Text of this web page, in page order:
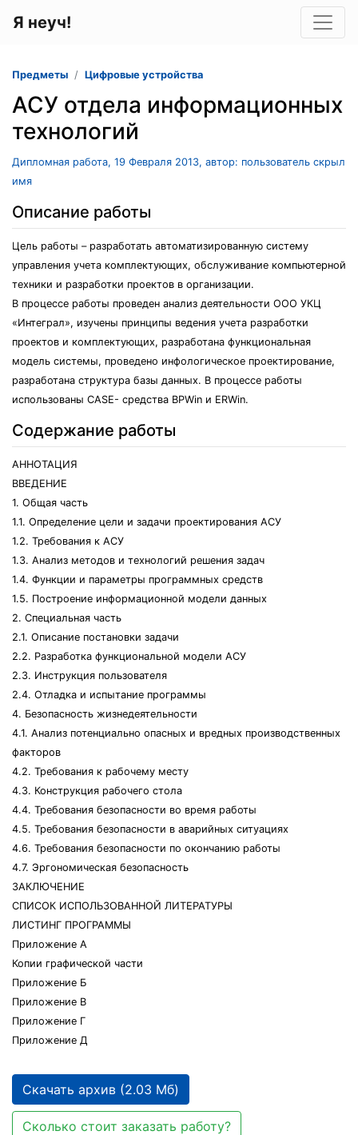
Я неуч!
Предметы Цифровые устройства
АСУ отдела информационных
технологий
Дипломная работа, 19 Февраля 2013, автор: пользователь скрыл
имя
Описание работы
Цель работы – разработать автоматизированную систему
управления учета комплектующих, обслуживание компьютерной
техники и разработки проектов в организации.
В процессе работы проведен анализ деятельности ООО УКЦ
«Интеграл», изучены принципы ведения учета разработки
проектов и комплектующих, разработана функциональная
модель системы, проведено инфологическое проектирование,
разработана структура базы данных. В процессе работы
использованы CASE- средства BPWin и ERWin.
Содержание работы
АННОТАЦИЯ
ВВЕДЕНИЕ
1. Общая часть
1.1. Определение цели и задачи проектирования АСУ
1.2. Требования к АСУ
1.3. Анализ методов и технологий решения задач
1.4. Функции и параметры программных средств
1.5. Построение информационной модели данных
2. Специальная часть
2.1. Описание постановки задачи
2.2. Разработка функциональной модели АСУ
2.3. Инструкция пользователя
2.4. Отладка и испытание программы
4. Безопасность жизнедеятельности
4.1. Анализ потенциально опасных и вредных производственных
факторов
4.2. Требования к рабочему месту
4.3. Конструкция рабочего стола
4.4. Требования безопасности во время работы
4.5. Требования безопасности в аварийных ситуациях
4.6. Требования безопасности по окончанию работы
4.7. Эргономическая безопасность
ЗАКЛЮЧЕНИЕ
СПИСОК ИСПОЛЬЗОВАННОЙ ЛИТЕРАТУРЫ
ЛИСТИНГ ПРОГРАММЫ
Приложение А
Копии графической части
Приложение Б
Приложение В
Приложение Г
Приложение Д
Скачать архив (2.03 Мб)
Сколько стоит заказать работу?